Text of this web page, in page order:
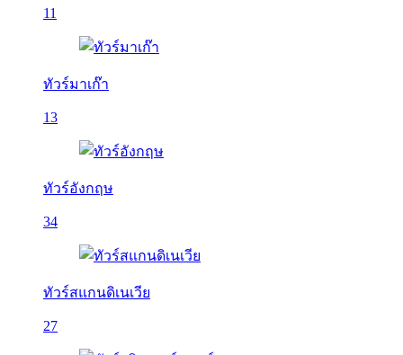
11
ทัวร์มาเก๊า
13
ทัวร์อังกฤษ
34
ทัวร์สแกนดิเนเวีย
27